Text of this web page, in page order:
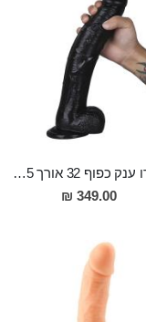
דילדו ענק כפוף 32 אורך 5.5 רוחב ALEX
349.00 ₪